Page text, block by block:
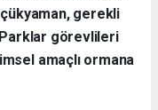
gerekli
Parklar görevlileri
amaçlı ormana